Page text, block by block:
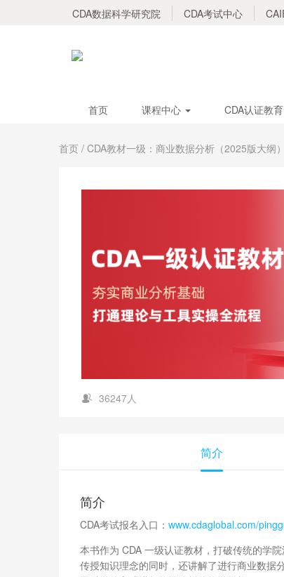
CDA数据科学研究院 CDA考试中心
首页 课程中心 CDA认证教育
首页 / CDA教材一级：商业数据分析（2025版大纲）
36247人
简介
简介
CDA考试报名入口： www.cdaglobal.com/
本书作为 CDA 一级认证教材，打破传统的学
传授知识理念的同时，还讲解了进行商业数据